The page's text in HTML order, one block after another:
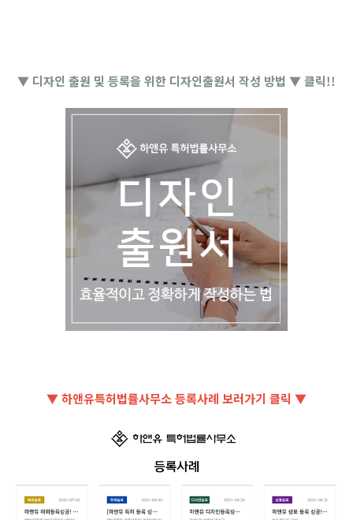
▼ 디자인 출원 및 등록을 위한 디자인출원서 작성 방법 ▼ 클릭!!
▼ 하앤유특허법률사무소 등록사례 보러가기 클릭 ▼